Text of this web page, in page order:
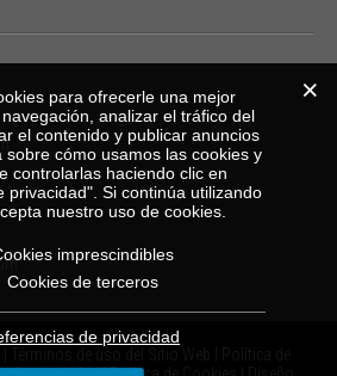
Términos de uso del Sitio Web
Política de
para ofrecerle una mejor
analizar el tráfico del
el contenido y publicar anuncios
sobre cómo usamos las cookies y
controlarlas haciendo clic en
privacidad". Si continúa utilizando
nuestro uso de cookies.
imprescindibles
Cookies de terceros
de privacidad